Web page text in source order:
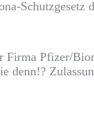
Schutzgesetz
Pfizer/
denn!?